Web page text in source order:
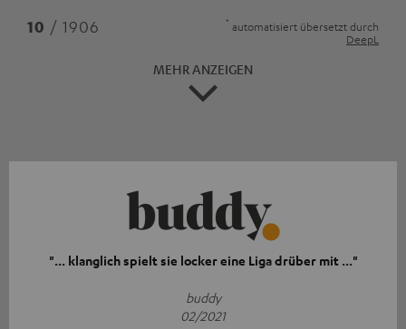
10 / 1906 * automatisiert übersetzt durch
DeepL
MEHR ANZEIGEN
"... klanglich spielt sie locker eine Liga drüber mit ..."
buddy
02/2021